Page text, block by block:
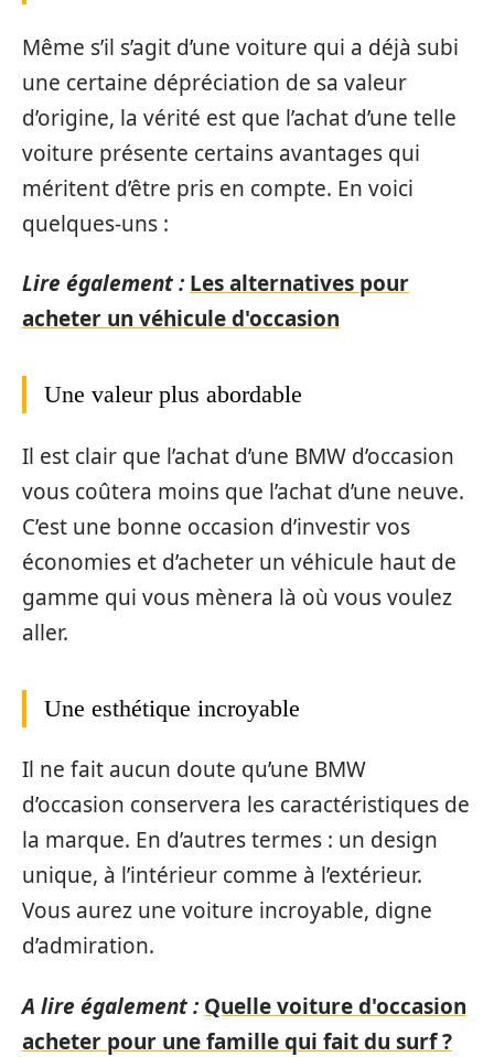
Même s’il s’agit d’une voiture qui a déjà subi
une certaine dépréciation de sa valeur
d’origine, la vérité est que l’achat d’une telle
voiture présente certains avantages qui
méritent d’être pris en compte. En voici
quelques-uns :
Lire également : Les alternatives pour
acheter un véhicule d'occasion
Une valeur plus abordable
Il est clair que l’achat d’une BMW d’occasion
vous coûtera moins que l’achat d’une neuve.
C’est une bonne occasion d’investir vos
économies et d’acheter un véhicule haut de
gamme qui vous mènera là où vous voulez
aller.
Une esthétique incroyable
Il ne fait aucun doute qu’une BMW
d’occasion conservera les caractéristiques de
la marque. En d’autres termes : un design
unique, à l’intérieur comme à l’extérieur.
Vous aurez une voiture incroyable, digne
d’admiration.
A lire également : Quelle voiture d'occasion
acheter pour une famille qui fait du surf ?